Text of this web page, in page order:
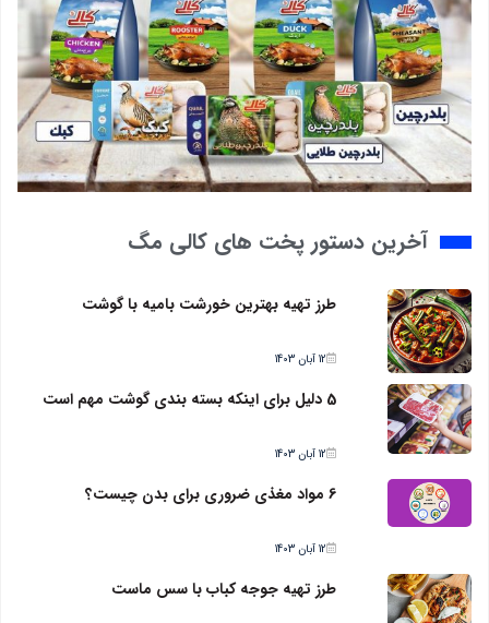
آخرین دستور پخت های کالی مگ
طرز تهیه بهترین خورشت بامیه با گوشت
12 آبان 1403
5 دلیل برای اینکه بسته بندی گوشت مهم است
12 آبان 1403
6 مواد مغذی ضروری برای بدن چیست؟
12 آبان 1403
طرز تهیه جوجه کباب با سس ماست